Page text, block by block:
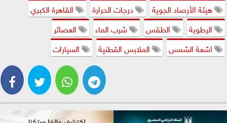
هيئة الأرصاد الجوية
درجات الحرارة
القاهرة الكبري
الرطوبة
الطقس شرب الماء
العصائر
اشعة الشمس
الملابس القطنية السيارات